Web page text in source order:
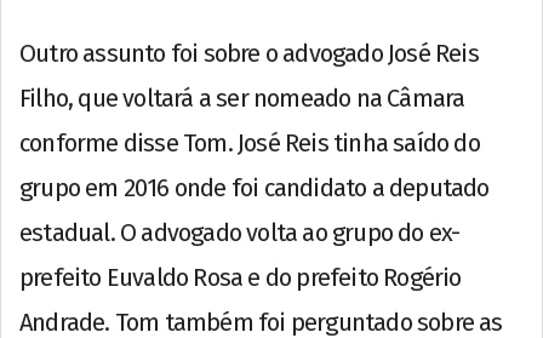
Outro assunto foi sobre o advogado José Reis
Filho, que voltará a ser nomeado na Câmara
conforme disse Tom. José Reis tinha saído do
grupo em 2016 onde foi candidato a deputado
estadual. O advogado volta ao grupo do ex-
prefeito Euvaldo Rosa e do prefeito Rogério
Andrade. Tom também foi perguntado sobre as